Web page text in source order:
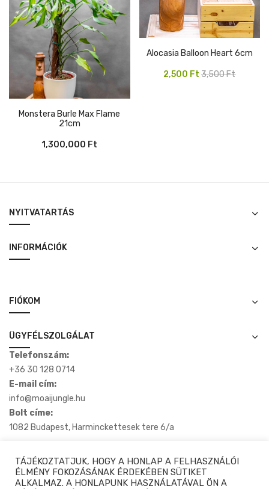
Monstera Burle Max Flame
21cm
1,300,000 Ft
Alocasia Balloon Heart 6cm
3,500Ft
Original
2,500 FtCurrent
NYITVATARTÁS
INFORMÁCIÓK
FIÓKOM
ÜGYFÉLSZOLGÁLAT
Telefonszám:
+36 30 128 0714
E-mail cím:
info@moaijungle.hu
Bolt címe:
1082 Budapest, Harminckettesek tere 6/a
TÁJÉKOZTATJUK, HOGY A HONLAP A FELHASZNÁLÓI
ÉLMÉNY FOKOZÁSÁNAK ÉRDEKÉBEN SÜTIKET
ALKALMAZ. A HONLAPUNK HASZNÁLATÁVAL ÖN A